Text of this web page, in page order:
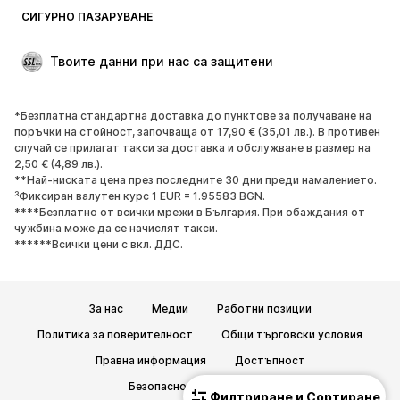
Филтриране и Сортиране
Специални Поводи
ОБУВКИ
НОВО
Популярно
Маратонки
Боти
Обувки с висок ток
Ботуши
Сандали
Ниски обувки
ЕКСКЛУЗИВНО
СИГУРНО ПАЗАРУВАНЕ
Твоите данни при нас са защитени
*Безплатна стандартна доставка до пунктове за получаване на
поръчки на стойност, започваща от 17,90 € (35,01 лв.). В противен
случай се прилагат такси за доставка и обслужване в размер на
2,50 € (4,89 лв.).
**Най-ниската цена през последните 30 дни преди намалението.
³Фиксиран валутен курс 1 EUR = 1.95583 BGN.
****Безплатно от всички мрежи в България. При обаждания от
чужбина може да се начислят такси.
******Всички цени с вкл. ДДС.
За нас Медии
Работни позиции
Политика за поверителност
Общи търговски условия
Правна информация
Достъпност
Безопасност на продукта